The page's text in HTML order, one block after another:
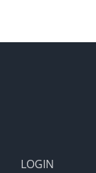
LOGIN